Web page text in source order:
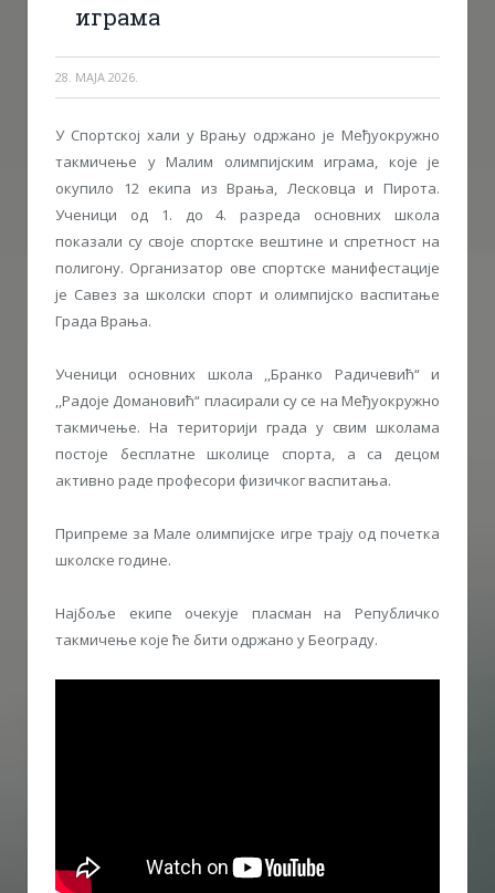
играма
28. МАЈА 2026.
У Спортској хали у Врању одржано је Међуокружно
такмичење у Малим олимпијским играма, које је
окупило 12 екипа из Врања, Лесковца и Пирота.
Ученици од 1. до 4. разреда основних школа
показали су своје спортске вештине и спретност на
полигону. Организатор ове спортске манифестације
је Савез за школски спорт и олимпијско васпитање
Града Врања.
Ученици основних школа ,,Бранко Радичевић“ и
,,Радоје Домановић“ пласирали су се на Међуокружно
такмичење. На територији града у свим школама
постоје бесплатне школице спорта, а са децом
активно раде професори физичког васпитања.
Припреме за Мале олимпијске игре трају од почетка
школске године.
Најбоље екипе очекује пласман на Републичко
такмичење које ће бити одржано у Београду.